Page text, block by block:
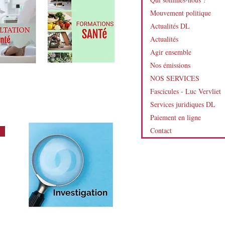
Mouvement politique
Actualités DL
Actualités
Agir ensemble
Nos émissions
NOS SERVICES
Fascicules - Luc Vervliet
Services juridiques DL
Paiement en ligne
Contact